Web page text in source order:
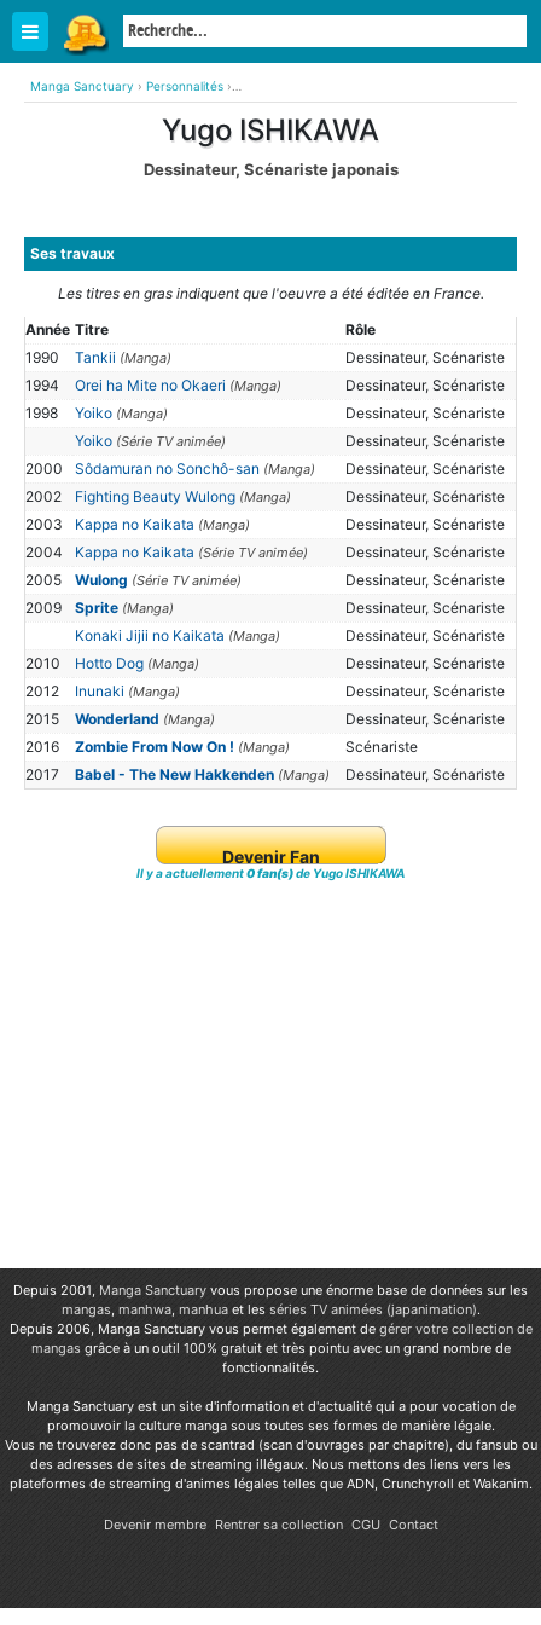
Manga Sanctuary › Personnalités ›
Yugo ISHIKAWA (Dessinateur, Scénariste japonais)
Yugo ISHIKAWA
Dessinateur, Scénariste japonais
Ses travaux
Les titres en gras indiquent que l'oeuvre a été éditée en France.
Année Titre
Rôle
1990
Tankii (Manga)
Dessinateur, Scénariste
1994
Orei ha Mite no Okaeri (Manga)
Dessinateur, Scénariste
1998
Yoiko (Manga)
Dessinateur, Scénariste
Yoiko (Série TV animée)
Dessinateur, Scénariste
2000
Sôdamuran no Sonchô-san (Manga)
Dessinateur, Scénariste
2002
Fighting Beauty Wulong (Manga)
Dessinateur, Scénariste
2003
Kappa no Kaikata (Manga)
Dessinateur, Scénariste
2004
Kappa no Kaikata (Série TV animée)
Dessinateur, Scénariste
2005
Wulong (Série TV animée)
Dessinateur, Scénariste
2009
Sprite (Manga)
Dessinateur, Scénariste
Konaki Jijii no Kaikata (Manga)
Dessinateur, Scénariste
2010
Hotto Dog (Manga)
Dessinateur, Scénariste
2012
Inunaki (Manga)
Dessinateur, Scénariste
2015
Wonderland (Manga)
Dessinateur, Scénariste
2016
Zombie From Now On ! (Manga)
Scénariste
2017
Babel - The New Hakkenden (Manga) Dessinateur, Scénariste
Devenir Fan
Il y a actuellement0 fan(s)de Yugo ISHIKAWA
Depuis 2001, Manga Sanctuary vous propose une énorme base de données sur les
mangas, manhwa, manhuaet les séries TV animées (japanimation).
Depuis 2006, Manga Sanctuary vous permet également de gérer votre collection de
mangas grâce à un outil 100% gratuit et très pointu avec un grand nombre de
fonctionnalités.
Manga Sanctuary est un site d'information et d'actualité qui a pour vocation de
promouvoir la culture manga sous toutes ses formes de manière légale.
Vous ne trouverez donc pas de scantrad (scan d'ouvrages par chapitre), du fansub ou
des adresses de sites de streaming illégaux. Nous mettons des liens vers les
plateformes de streaming d'animes légales telles que ADN, Crunchyroll et Wakanim.
Devenir membre Rentrer sa collection CGU Contact